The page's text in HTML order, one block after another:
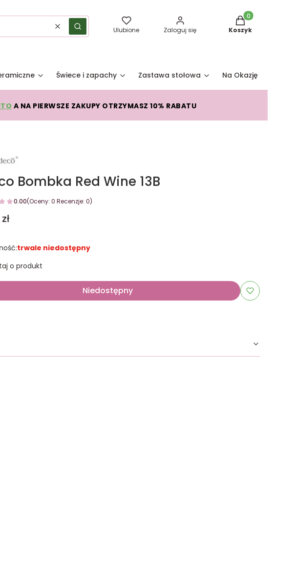
WyczyśćSzukaj Ulubione Zaloguj się
Produkty w
Koszyk
Świece i zapachy Zastawa stołowa Na Okazję
A NA PIERWSZE ZAKUPY OTRZYMASZ 10% RABATU
Bombka Red Wine 13B
0.00(Oceny: 0 Recenzje: 0)
trwale niedostępny
o produkt
Niedostępny